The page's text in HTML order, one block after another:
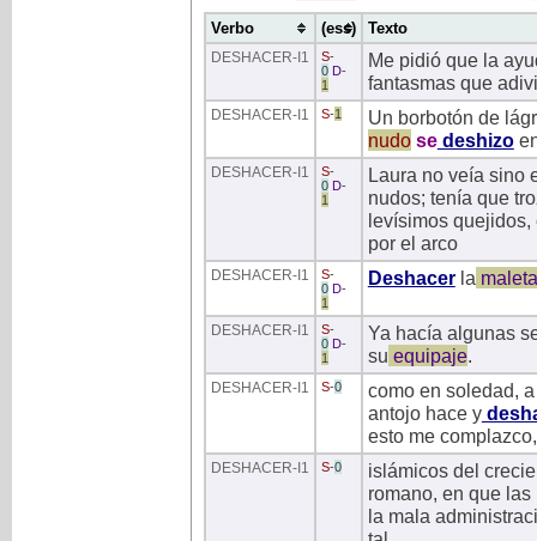
Verbo (ess) Texto
DESHACER-I1 S-
0 D-
1
Me pidió que la
fantasmas que
DESHACER-I1 S-1
Un borbotón de
nudosedeshizo
DESHACER-I1 S-
0 D-
1
Laura no veía sino
nudos; tenía que
levísimos quejidos,
por el arco
DESHACER-I1 S-
0 D-
1
Deshacerla maleta
DESHACER-I1 S-
0 D-
1
Ya hacía algunas
su equipaje.
DESHACER-I1 S-0
como en soledad,
antojo hace y
esto me
DESHACER-I1 S-0
islámicos del
romano, en que
la mala